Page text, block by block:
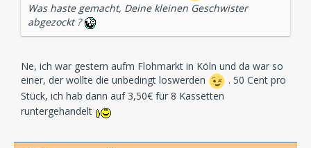
Was haste gemacht, Deine kleinen Geschwister
abgezockt ?
Ne, ich war gestern aufm Flohmarkt in Köln und da war so
einer, der wollte die unbedingt loswerden
. 50 Cent pro
Stück, ich hab dann auf 3,50€ für 8 Kassetten
runtergehandelt